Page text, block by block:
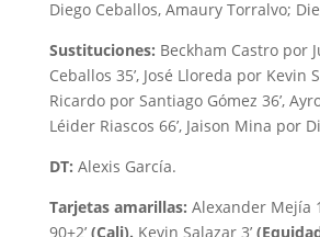
Diego Ceballos, Amaury Torralvo;
Sustituciones: Beckham Castro por
Ceballos 35’, José Lloreda por Kevin
Ricardo por Santiago Gómez 36’,
Léider Riascos 66’, Jaison Mina por
DT: Alexis García.
Tarjetas amarillas: Alexander Mejía
90+2’ (Cali). Kevin Salazar 3’